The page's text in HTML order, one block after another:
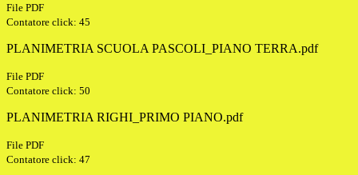
File PDF
Contatore click: 45
PLANIMETRIA SCUOLA PASCOLI_PIANO TERRA.pdf
File PDF
Contatore click: 50
PLANIMETRIA RIGHI_PRIMO PIANO.pdf
File PDF
Contatore click: 47